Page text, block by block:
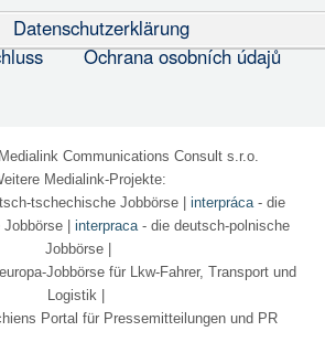
Datenschutzerklärung
Ochrana osobních údajů
Communications Consult s.r.o.
Medialink-Projekte:
tschechische Jobbörse| interpráca- die
| interpraca- die deutsch-polnische
Jobbörse |
Jobbörse für Lkw-Fahrer, Transport und
Logistik |
Portal für Pressemitteilungen und PR